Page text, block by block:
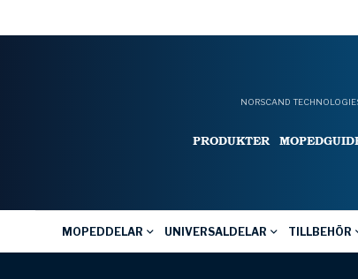
NORSCAND
PRODUKTER
MOPEDDELAR UNIVERSALDELAR TILLBEHÖR